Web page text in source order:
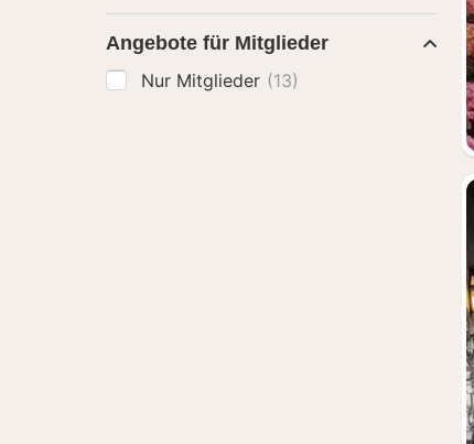
Angebote für Mitglieder
Nur Mitglieder (13)